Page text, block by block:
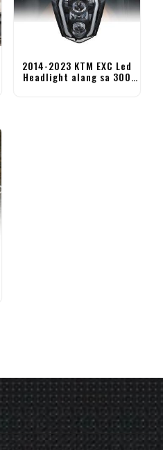
2014-2023 KTM EXC Led
Headlight alang sa 300
500 EXC 350 EXC-F 250